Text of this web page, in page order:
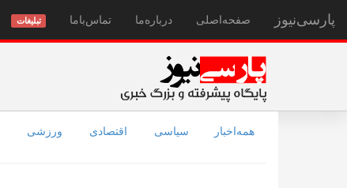
پارسی‌نیوز صفحه‌اصلی درباره‌ما تماس‌با‌ما تبلیغات
همه‌اخبار سیاسی اقتصادی ورزشی